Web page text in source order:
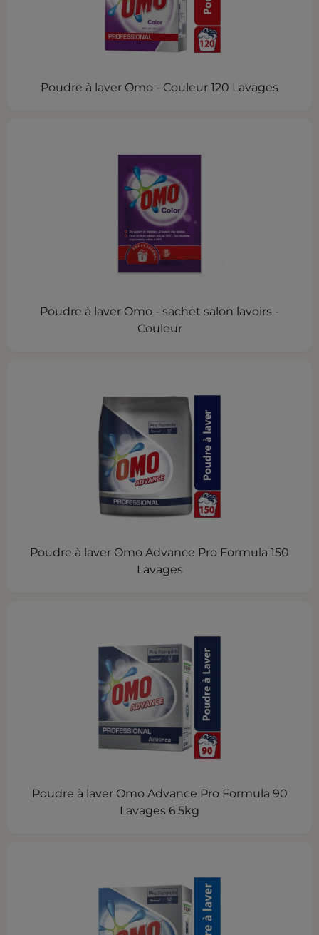
Poudre à laver Omo - Couleur 120 Lavages
Poudre à laver Omo - sachet salon lavoirs -
Couleur
Poudre à laver Omo Advance Pro Formula 150
Lavages
Poudre à laver Omo Advance Pro Formula 90
Lavages 6.5kg